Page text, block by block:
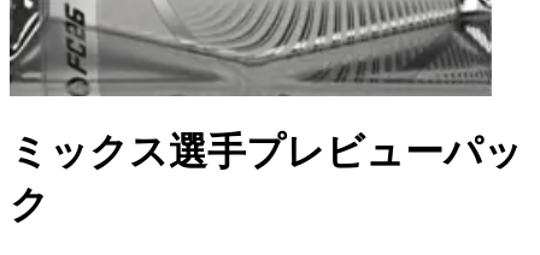
ミックス選手プレビューパッ
ク